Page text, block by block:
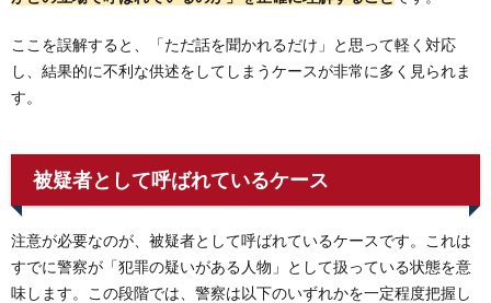
ここを誤解すると、「ただ話を聞かれるだけ」と思って軽く対応
し、結果的に不利な供述をしてしまうケースが非常に多く見られま
す。
被疑者として呼ばれているケース
注意が必要なのが、被疑者として呼ばれているケースです。これは
すでに警察が「犯罪の疑いがある人物」として扱っている状態を意
味します。この段階では、警察は以下のいずれかを一定程度把握し